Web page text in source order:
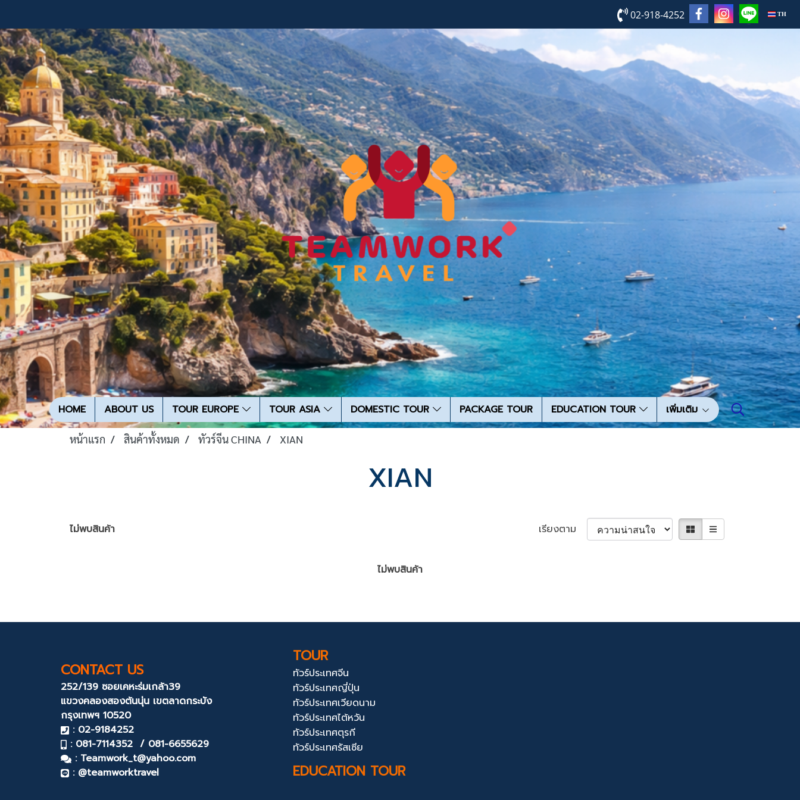
02-918-4252 TH
HOME ABOUT US TOUR EUROPE TOUR ASIA DOMESTIC TOUR PACKAGE TOUR EDUCATION TOUR เพิ่มเติม
หน้าแรก สินค้าทั้งหมด ทัวร์จีน CHINA XIAN
XIAN
ไม่พบสินค้า เรียงตาม
ไม่พบสินค้า
CONTACT US
252/139 ซอยเคหะร่มเกล้า39
แขวงคลองสองต้นนุ่น เขตลาดกระบัง
กรุงเทพฯ 10520
: 02-9184252
: 081-7114352 / 081-6655629
: Teamwork_t@yahoo.com
: @teamworktravel
TOUR
ทัวร์ประเทศจีน
ทัวร์ประเทศญี่ปุ่น
ทัวร์ประเทศเวียดนาม
ทัวร์ประเทศไต้หวัน
ทัวร์ประเทศตุรกี
ทัวร์ประเทศรัสเซีย
EDUCATION TOUR